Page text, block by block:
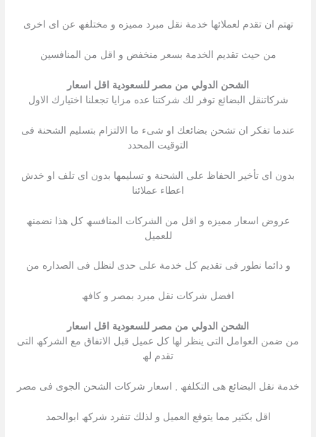
تھتم ان تقدم لعملائھا خدمة نقل مبرد ممیزه و مختلفھ عن اى اخرى
من حیث تقدیم الخدمة بسعر منخفض و اقل من المنافسین
الشحن الدولي من مصر للسعودية اقل اسعار
شركاتنقل البضائع توفر لك شركتنا عده مزایا تجعلنا اختیارك الاول
عندما تفكر ان تشحن بضائعك او شىء ما الالتزام بتسلیم الشحنة فى
التوقیت المحدد
بدون اى تأخیر الحفاظ على الشحنة و تسلیمھا بدون اى تلف او خدش
اعطاء عملائنا
عروض اسعار ممیزه و اقل من الشركات المنافسھ كل ھذا نضمنھ
للعمیل
و دائما نطور فى تقدیم كل خدمة على حدى لنظل فى الصداره من
افضل شركات نقل مبرد بمصر و كافھ
الشحن الدولي من مصر للسعودية اقل اسعار
من ضمن العوامل التى ینظر لھا كل عمیل قبل الاتفاق مع الشركھ التى
تقدم لھ
خدمة نقل البضائع ھى التكلفھ , اسعار شركات الشحن الجوى فى مصر
اقل بكثیر مما یتوقع العمیل و لذلك تنفرد شركھ ابوالحمد